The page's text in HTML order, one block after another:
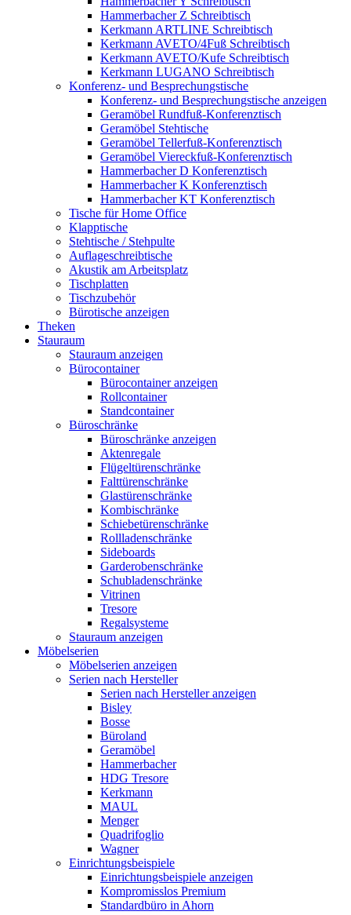
Hammerbacher Z Schreibtisch
Kerkmann ARTLINE Schreibtisch
Kerkmann AVETO/4Fuß Schreibtisch
Kerkmann AVETO/Kufe Schreibtisch
Kerkmann LUGANO Schreibtisch
Konferenz- und Besprechungstische
Konferenz- und Besprechungstische anzeigen
Geramöbel Rundfuß-Konferenztisch
Geramöbel Stehtische
Geramöbel Tellerfuß-Konferenztisch
Geramöbel Viereckfuß-Konferenztisch
Hammerbacher D Konferenztisch
Hammerbacher K Konferenztisch
Hammerbacher KT Konferenztisch
Tische für Home Office
Klapptische
Stehtische / Stehpulte
Auflageschreibtische
Akustik am Arbeitsplatz
Tischplatten
Tischzubehör
Bürotische anzeigen
Theken
Stauraum
Stauraum anzeigen
Bürocontainer
Bürocontainer anzeigen
Rollcontainer
Standcontainer
Büroschränke
Büroschränke anzeigen
Aktenregale
Flügeltürenschränke
Falttürenschränke
Glastürenschränke
Kombischränke
Schiebetürenschränke
Rollladenschränke
Sideboards
Garderobenschränke
Schubladenschränke
Vitrinen
Tresore
Regalsysteme
Stauraum anzeigen
Möbelserien
Möbelserien anzeigen
Serien nach Hersteller
Serien nach Hersteller anzeigen
Bisley
Bosse
Büroland
Geramöbel
Hammerbacher
HDG Tresore
Kerkmann
MAUL
Menger
Quadrifoglio
Wagner
Einrichtungsbeispiele
Einrichtungsbeispiele anzeigen
Kompromisslos Premium
Standardbüro in Ahorn